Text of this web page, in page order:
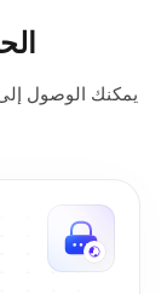
يمكنك الوصول